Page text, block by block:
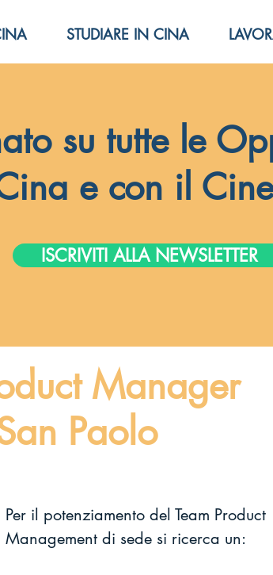
STUDIARE IN CINA
su tutte le
e con il
ISCRIVITI ALLA NEWSLETTER
Manager
Paolo
Per il potenziamento del Team Product
Management di sede si ricerca un: